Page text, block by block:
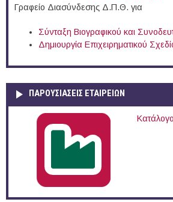
Γραφείο Διασύνδεσης Δ.Π.Θ. για
Σύνταξη Βιογραφικού και
Δημιουργία Επιχειρηματικού
ΠΑΡΟΥΣΙΆΣΕΙΣ ΕΤΑΙΡΕΙΏΝ